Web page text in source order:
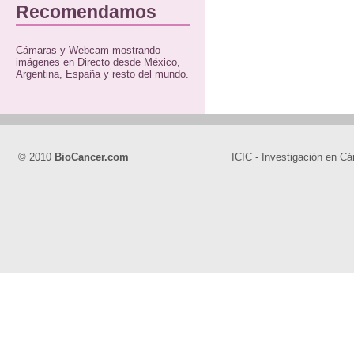
Recomendamos
Cámaras y Webcam mostrando
imágenes en Directo desde México,
Argentina, España y resto del mundo.
© 2010 BioCancer.com ICIC - Investigación en